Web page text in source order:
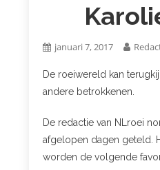
januari 7, 2017
De roeiwereld kan
andere betrokkenen.
De redactie van NLroei
afgelopen dagen geteld.
worden de volgende